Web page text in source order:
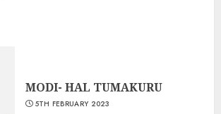
MODI- HAL TUMAKURU
5TH FEBRUARY 2023